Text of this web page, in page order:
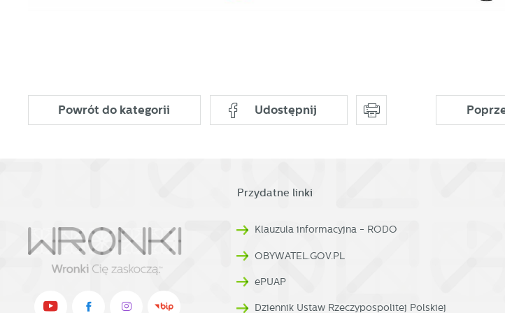
Powrótdo kategorii Udostępnij
Przydatne linki
Klauzula informacyjna - RODO
OBYWATEL.GOV.PL
ePUAP
Dziennik Ustaw Rzeczypospolitej Polskiej